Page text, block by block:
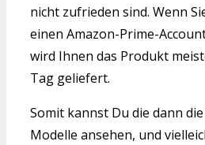
nicht zufrieden sind. Wenn
einen Amazon-Prime-
wird Ihnen das Produkt
Tag geliefert.
Somit kannst Du die dann
Modelle ansehen, und